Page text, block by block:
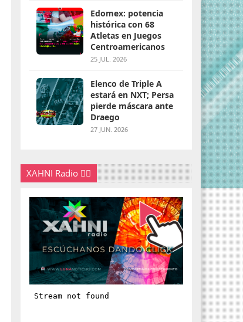
Edomex: potencia
histórica con 68
Atletas en Juegos
Centroamericanos
25 JUL. 2026
Elenco de Triple A
estará en NXT; Persa
pierde máscara ante
Draego
27 JUN. 2026
XAHNI Radio 👇🏽